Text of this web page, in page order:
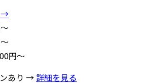
→
円～
あり → 詳細を見る